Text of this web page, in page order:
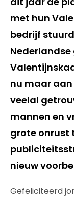
met hun
bedrijf
nu maar aan
veelal
mannen en
grote onrust
nieuw
Gefeliciteerd